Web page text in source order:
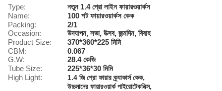
Type:
নতুন 1.4 প্রো লাইন ফায়ারওয়ার্কস
Name:
100 শট ফায়ারওয়ার্কস কেক
Packing:
2/1
Occasion:
উদযাপন, সভা, উত্সব, জন্মদিন, বিবাহ
Product Size:
370*360*225 মিমি
CBM:
0.067
G.W:
28.4 কেজি
Tube Size:
225*36*30 মিমি
High Light:
1.4 জি প্রো ফায়ার ক্র্যাকার্স কেক,
উচ্চমানের ফায়ারওয়ার্ক পাইরোটেকনিক্স,